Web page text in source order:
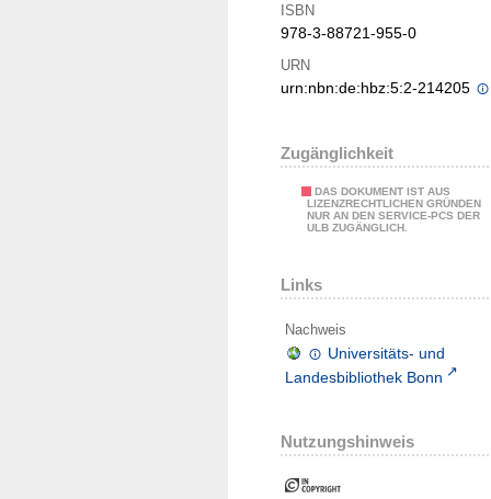
ISBN
978-3-88721-955-0
URN
urn:nbn:de:hbz:5:2-214205
Zugänglichkeit
DAS DOKUMENT IST AUS
LIZENZRECHTLICHEN GRÜNDEN
NUR AN DEN SERVICE-PCS DER
ULB ZUGÄNGLICH.
Links
Nachweis
Universitäts- und
Landesbibliothek Bonn
Nutzungshinweis